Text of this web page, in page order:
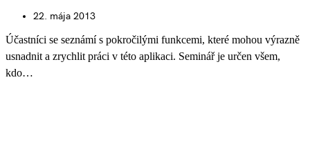
22. mája 2013
Účastníci se seznámí s pokročilými funkcemi, které mohou výrazně
usnadnit a zrychlit práci v této aplikaci. Seminář je určen všem,
kdo…